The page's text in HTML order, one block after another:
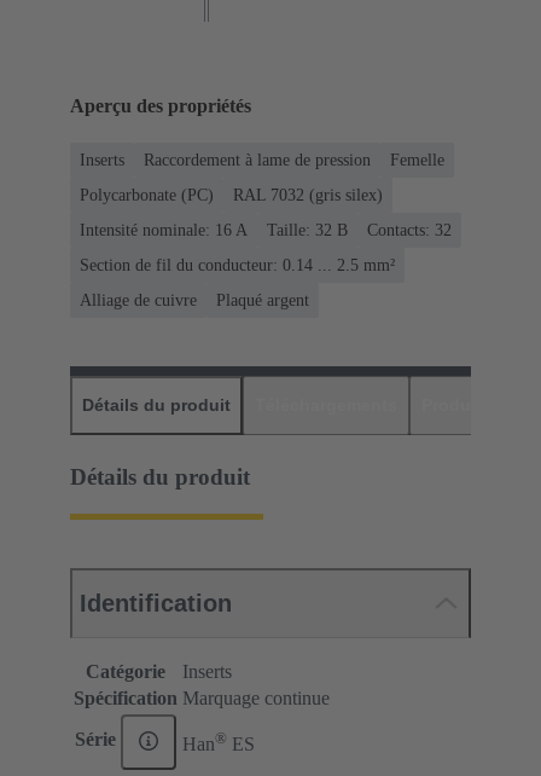
Aperçu des propriétés
Inserts Raccordement à lame de pression
Femelle
Polycarbonate (PC)
RAL 7032 (gris silex)
Intensité nominale: ‌16 A
Taille: 32 B
Contacts: 32
Section de fil du conducteur: 0.14 ... 2.5 mm²
Alliage de cuivre
Plaqué argent
Détails du produit
Détails du produit
Identification
Catégorie
Inserts
Spécification Marquage continue
Série Han® ES